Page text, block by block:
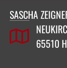
SASCHA
65510